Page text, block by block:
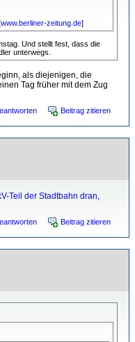
www.berliner-zeitung.de]
Und stellt fest, dass die
unterwegs.
als diejenigen, die
Tag früher mit dem Zug
Beitrag zitieren
Teil der Stadtbahn dran,
Beitrag zitieren